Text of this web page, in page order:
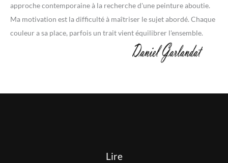
approche contemporaine à la recherche d'une peinture aboutie.
Ma motivation est la difficulté à maîtriser le sujet abordé. Chaque
couleur a sa place, parfois un trait vient équilibrer l'ensemble.
Lire